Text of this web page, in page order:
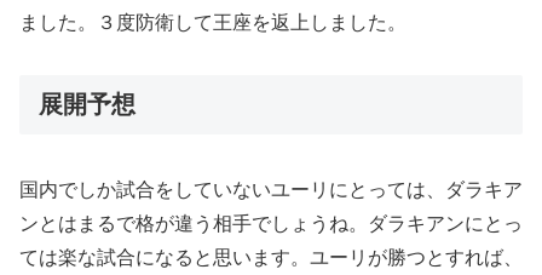
ました。３度防衛して王座を返上しました。
展開予想
国内でしか試合をしていないユーリにとっては、ダラキア
ンとはまるで格が違う相手でしょうね。ダラキアンにとっ
ては楽な試合になると思います。ユーリが勝つとすれば、